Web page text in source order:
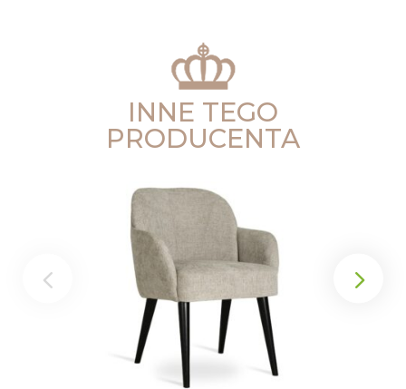
INNE TEGO
PRODUCENTA